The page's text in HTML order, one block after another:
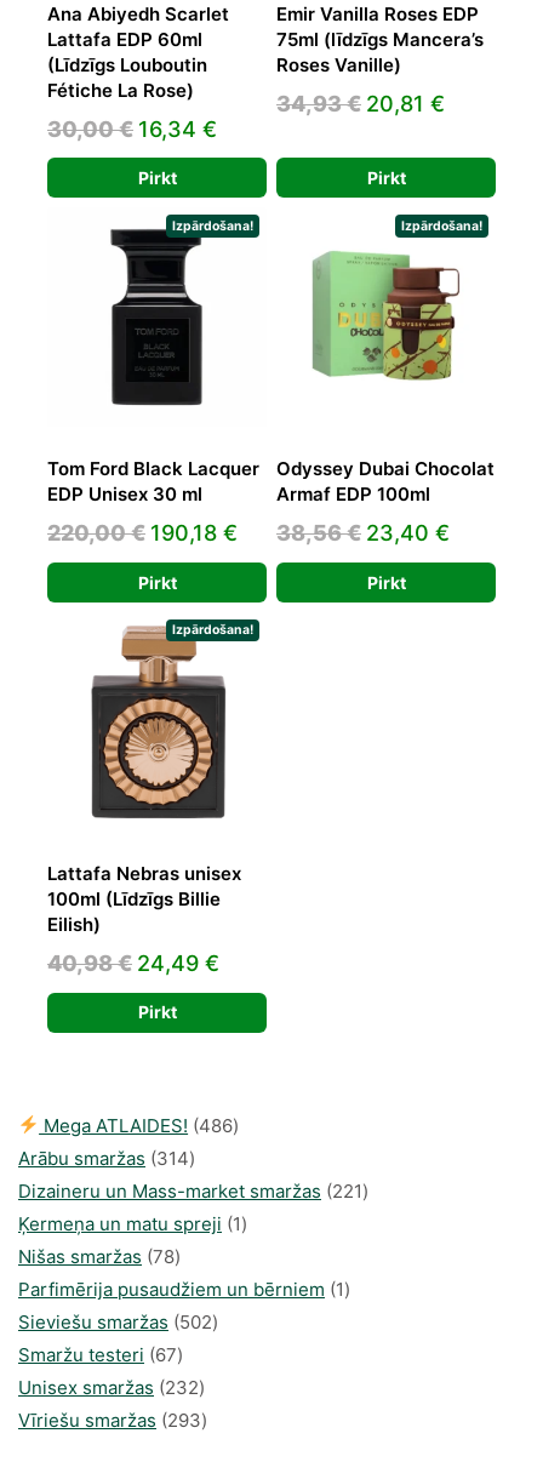
Ana Abiyedh Scarlet
Lattafa EDP 60ml
(Līdzīgs Louboutin
Fétiche La Rose)
30,00€ Original
price
was:
30,00 €.
16,34 €
price
is:
16,34 €.
Pirkt
Emir Vanilla Roses EDP
75ml (līdzīgs Mancera’s
Roses Vanille)
34,93€ Original
was:
34,93 €.
20,81 €
20,81 €.
Pirkt
Izpārdošana!
Tom Ford Black Lacquer
EDP Unisex 30 ml
220,00€ Original
price
was:
220,00 €.
190,18 € Current
price
is:
190,18 €.
Pirkt
Izpārdošana!
Odyssey Dubai Chocolat
Armaf EDP 100ml
38,56€ Original
price
was:
23,40 €
price
is:
Pirkt
Izpārdošana!
Lattafa Nebras unisex
100ml (Līdzīgs Billie
Eilish)
40,98€ Original
price
was:
24,49 €
price
is:
Pirkt
Mega ATLAIDES! 486486
Arābu smaržas 314314
produkti
Dizaineru un Mass-market smaržas 221221
Ķermeņa un matu spreji 11
Nišas smaržas 7878
produkts
Parfimērija pusaudžiem un bērniem 11
Sieviešu smaržas 502502
Smaržu testeri 6767
produkts
Unisex smaržas 232232
produkts
Vīriešu smaržas 293293